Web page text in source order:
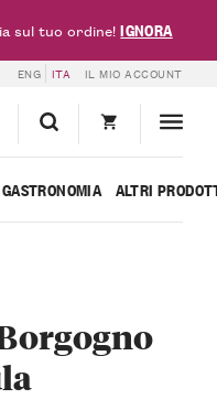
ENG ITA IL MIO ACCOUNT
GASTRONOMIA ALTRI
sul tuo ordine!IGNORA